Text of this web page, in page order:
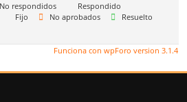
No respondidos
Respondido
Fijo No aprobados
Resuelto
Funciona con wpForo version 3.1.4